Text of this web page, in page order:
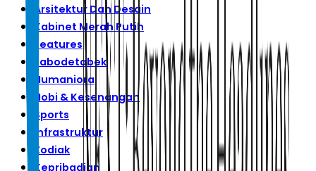
Arsitektur Dan Desain
Kabinet Merah Putih
Features
Jabodetabek
Humaniora
Hobi & Kesenangan
Sports
Infrastruktur
Zodiak
Kepribadian